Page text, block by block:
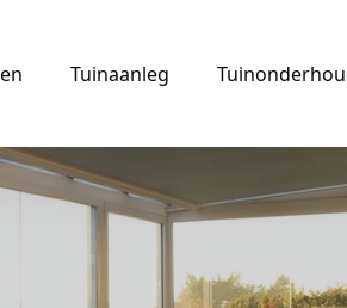
Tuinaanleg